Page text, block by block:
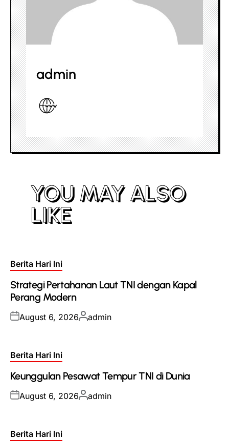
admin
YOU MAY ALSO
LIKE
Posted
Berita Hari Ini
Strategi Pertahanan Laut TNI dengan Kapal
Perang Modern
Posted
August 6, 2026Posted
admin
Posted
Berita Hari Ini
Keunggulan Pesawat Tempur TNI di Dunia
Posted
August 6, 2026Posted
admin
Posted
Berita Hari Ini